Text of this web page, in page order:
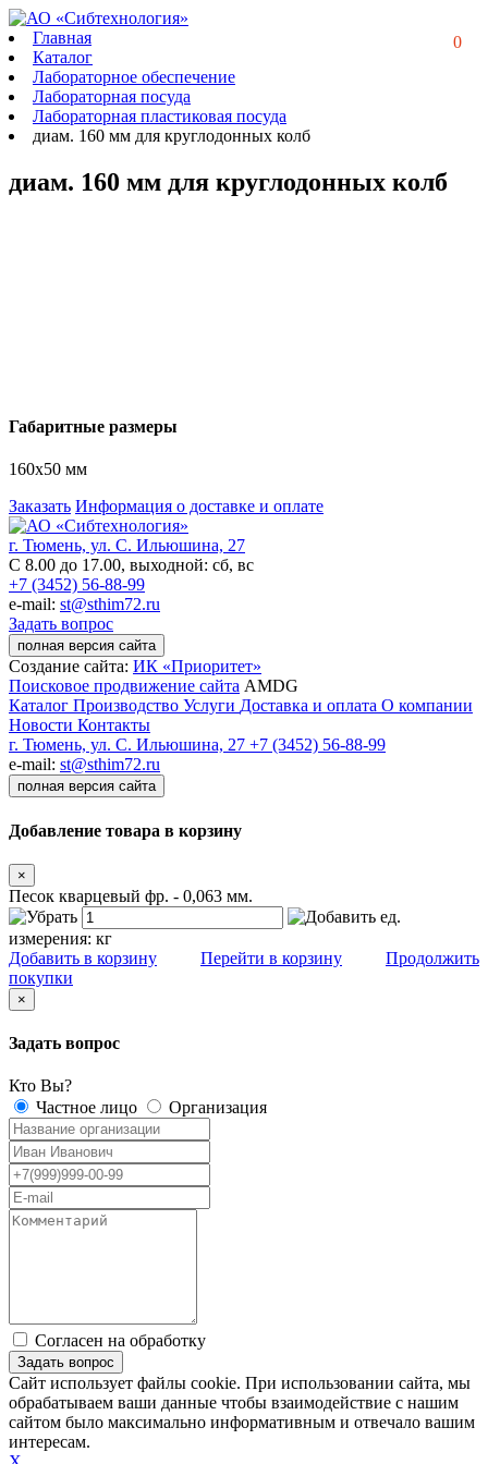
0
Главная
Каталог
Лабораторное обеспечение
Лабораторная посуда
Лабораторная пластиковая посуда
диам. 160 мм для круглодонных колб
диам. 160 мм для круглодонных колб
Габаритные размеры
160х50 мм
Заказать Информация о доставке и оплате
г. Тюмень, ул. С. Ильюшина, 27
С 8.00 до 17.00, выходной: сб, вс
+7 (3452) 56-88-99
e-mail: st@sthim72.ru
Задать вопрос
полная версия сайта
Создание сайта: ИК «Приоритет»
Поисковое продвижение сайта AMDG
Каталог Производство Услуги Доставка и оплата О компании
Новости Контакты
г. Тюмень, ул. С. Ильюшина, 27 +7 (3452) 56-88-99
e-mail: st@sthim72.ru
полная версия сайта
Добавление товара в корзину
×
Песок кварцевый фр. - 0,063 мм.
ед.
измерения: кг
Добавить в корзину
Перейти в корзину
Продолжить
покупки
×
Задать вопрос
Кто Вы?
Частное лицо
Организация
Согласен на обработку
Сайт использует файлы cookie. При использовании сайта, мы
обрабатываем ваши данные чтобы взаимодействие с нашим
сайтом было максимально информативным и отвечало вашим
интересам.